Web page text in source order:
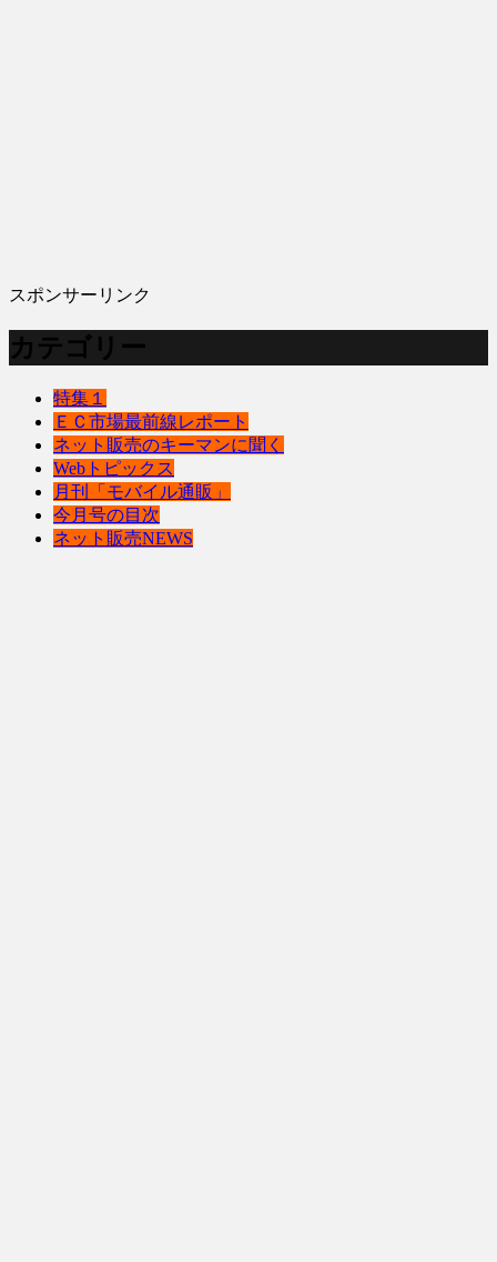
スポンサーリンク
カテゴリー
特集１
ＥＣ市場最前線レポート
ネット販売のキーマンに聞く
Webトピックス
月刊「モバイル通販」
今月号の目次
ネット販売NEWS